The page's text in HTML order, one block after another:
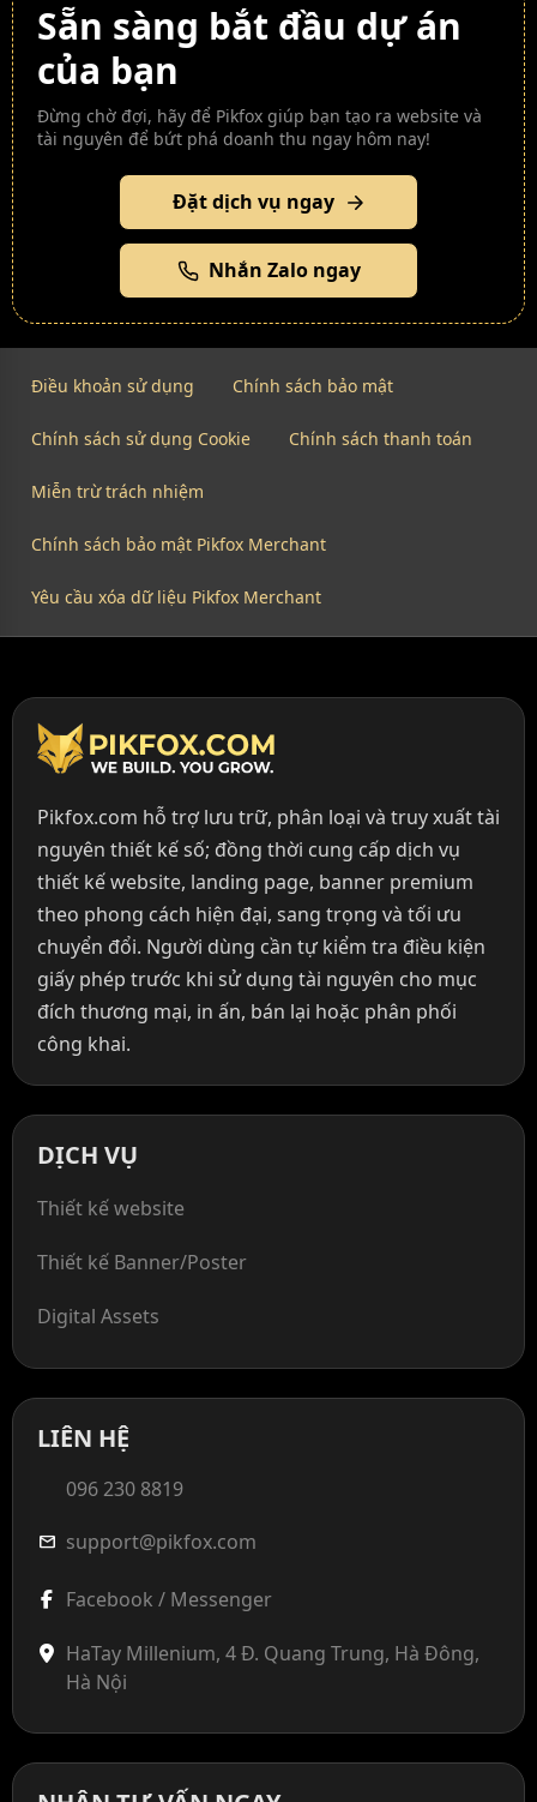
Sẵn sàng bắt đầu dự án
của bạn
Đừng chờ đợi, hãy để Pikfox giúp bạn tạo ra website và
tài nguyên để bứt phá doanh thu ngay hôm nay!
Đặt dịch vụ ngay
Nhắn Zalo ngay
Điều khoản sử dụng Chính sách bảo mật
Chính sách sử dụng Cookie Chính sách thanh toán
Miễn trừ trách nhiệm
Chính sách bảo mật Pikfox Merchant
Yêu cầu xóa dữ liệu Pikfox Merchant
Pikfox.com hỗ trợ lưu trữ, phân loại và truy xuất tài
nguyên thiết kế số; đồng thời cung cấp dịch vụ
thiết kế website, landing page, banner premium
theo phong cách hiện đại, sang trọng và tối ưu
chuyển đổi. Người dùng cần tự kiểm tra điều kiện
giấy phép trước khi sử dụng tài nguyên cho mục
đích thương mại, in ấn, bán lại hoặc phân phối
công khai.
DỊCH VỤ
Thiết kế website
Thiết kế Banner/Poster
Digital Assets
LIÊN HỆ
096 230 8819
mail support@pikfox.com
Facebook / Messenger
HaTay Millenium, 4 Đ. Quang Trung, Hà Đông,
Hà Nội